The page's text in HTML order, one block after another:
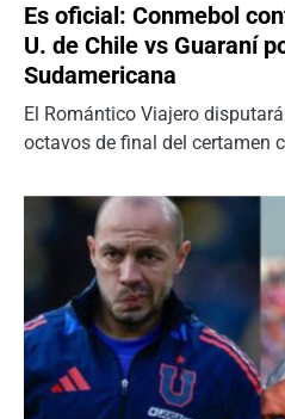
Es oficial: Conmebol
U. de Chile vs Guaraní
Sudamericana
El Romántico Viajero
octavos de final del certamen